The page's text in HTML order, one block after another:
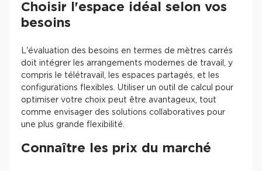
Choisir l'espace idéal selon vos
besoins
L'évaluation des besoins en termes de mètres carrés
doit intégrer les arrangements modernes de travail, y
compris le télétravail, les espaces partagés, et les
configurations flexibles. Utiliser un outil de calcul pour
optimiser votre choix peut être avantageux, tout
comme envisager des solutions collaboratives pour
une plus grande flexibilité.
Connaître les prix du marché